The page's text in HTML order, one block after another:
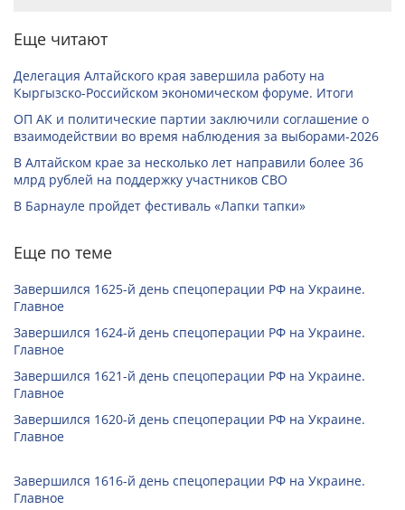
Еще читают
Делегация Алтайского края завершила работу на
Кыргызско-Российском экономическом форуме. Итоги
ОП АК и политические партии заключили соглашение о
взаимодействии во время наблюдения за выборами-2026
В Алтайском крае за несколько лет направили более 36
млрд рублей на поддержку участников СВО
В Барнауле пройдет фестиваль «Лапки тапки»
Еще по теме
Завершился 1625-й день спецоперации РФ на Украине.
Главное
Завершился 1624-й день спецоперации РФ на Украине.
Главное
Завершился 1621-й день спецоперации РФ на Украине.
Главное
Завершился 1620-й день спецоперации РФ на Украине.
Главное
Завершился 1616-й день спецоперации РФ на Украине.
Главное